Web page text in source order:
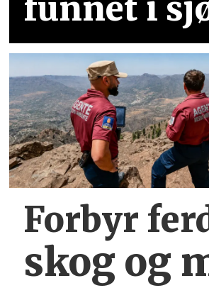
funnet i
Forbyr
skog og